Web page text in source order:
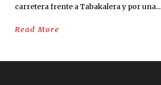
carretera frente a Tabakalera y por una...
Read More